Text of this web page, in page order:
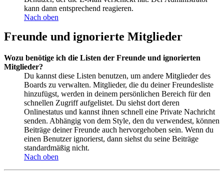
kann dann entsprechend reagieren.
Nach oben
Freunde und ignorierte Mitglieder
Wozu benötige ich die Listen der Freunde und ignorierten
Mitglieder?
Du kannst diese Listen benutzen, um andere Mitglieder des
Boards zu verwalten. Mitglieder, die du deiner Freundesliste
hinzufügst, werden in deinem persönlichen Bereich für den
schnellen Zugriff aufgelistet. Du siehst dort deren
Onlinestatus und kannst ihnen schnell eine Private Nachricht
senden. Abhängig von dem Style, den du verwendest, können
Beiträge deiner Freunde auch hervorgehoben sein. Wenn du
einen Benutzer ignorierst, dann siehst du seine Beiträge
standardmäßig nicht.
Nach oben